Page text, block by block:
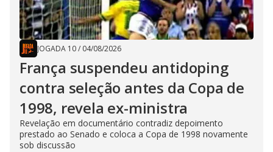
JOGADA 10/ 04/08/2026
França suspendeu antidoping
contra seleção antes da Copa de
1998, revela ex-ministra
Revelação em documentário contradiz depoimento
prestado ao Senado e coloca a Copa de 1998 novamente
sob discussão